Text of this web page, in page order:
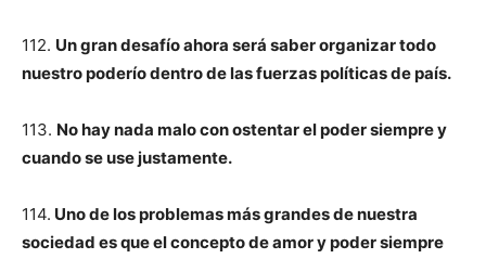
112. Un gran desafío ahora será saber organizar todo
nuestro poderío dentro de las fuerzas políticas de país.
113. No hay nada malo con ostentar el poder siempre y
cuando se use justamente.
114. Uno de los problemas más grandes de nuestra
sociedad es que el concepto de amor y poder siempre